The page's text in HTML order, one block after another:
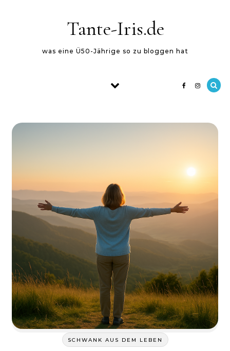
Tante-Iris.de
was eine Ü50-Jährige so zu bloggen hat
SCHWANK AUS DEM LEBEN